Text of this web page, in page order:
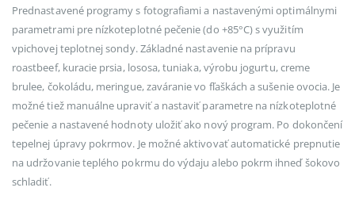
Prednastavené programy s fotografiami a nastavenými optimálnymi
parametrami pre nízkoteplotné pečenie (do +85°C) s využitím
vpichovej teplotnej sondy. Základné nastavenie na prípravu
roastbeef, kuracie prsia, lososa, tuniaka, výrobu jogurtu, creme
brulee, čokoládu, meringue, zaváranie vo fľaškách a sušenie ovocia. Je
možné tiež manuálne upraviť a nastaviť parametre na nízkoteplotné
pečenie a nastavené hodnoty uložiť ako nový program. Po dokončení
tepelnej úpravy pokrmov. Je možné aktivovať automatické prepnutie
na udržovanie teplého pokrmu do výdaju alebo pokrm ihneď šokovo
schladiť.